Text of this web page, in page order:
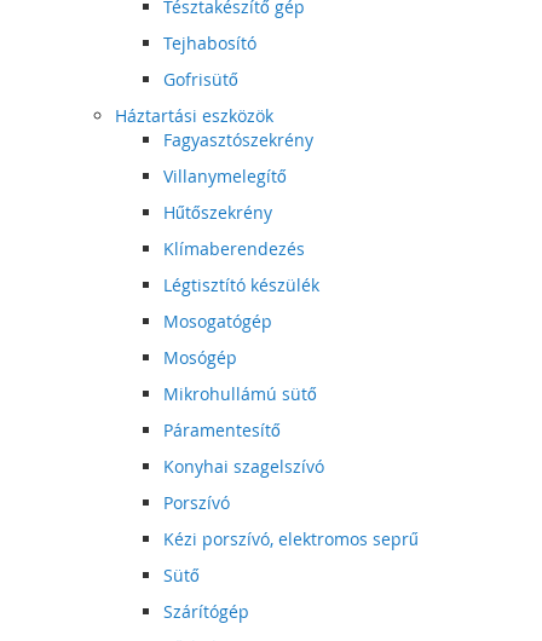
Tésztakészítő gép
Tejhabosító
Gofrisütő
Háztartási eszközök
Fagyasztószekrény
Villanymelegítő
Hűtőszekrény
Klímaberendezés
Légtisztító készülék
Mosogatógép
Mosógép
Mikrohullámú sütő
Páramentesítő
Konyhai szagelszívó
Porszívó
Kézi porszívó, elektromos seprű
Sütő
Szárítógép